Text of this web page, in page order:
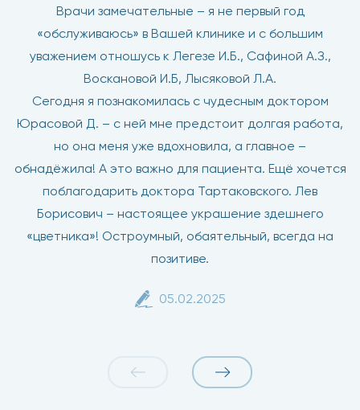
Врачи замечательные – я не первый год
«обслуживаюсь» в Вашей клинике и с большим
уважением отношусь к Легезе И.Б., Сафиной А.З.,
Воскановой И.Б, Лысяковой Л.А.
Сегодня я познакомилась с чудесным доктором
Юрасовой Д. – с ней мне предстоит долгая работа,
но она меня уже вдохновила, а главное –
обнадёжила! А это важно для пациента. Ещё хочется
поблагодарить доктора Тартаковского. Лев
Борисович – настоящее украшение здешнего
«цветника»! Остроумный, обаятельный, всегда на
позитиве.
05.02.2025